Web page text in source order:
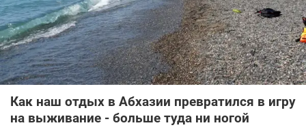
Как наш отдых в Абхазии превратился в игру
на выживание - больше туда ни ногой